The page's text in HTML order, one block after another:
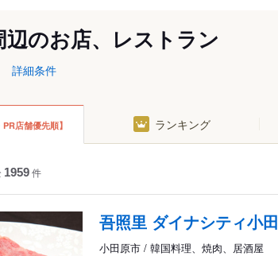
辺のお店、レストラン
詳細条件
PR店舗優先順】 ランキング
1959件
吾照里 ダイナシティ小
小田原市 / 韓国料理、焼肉、居酒屋